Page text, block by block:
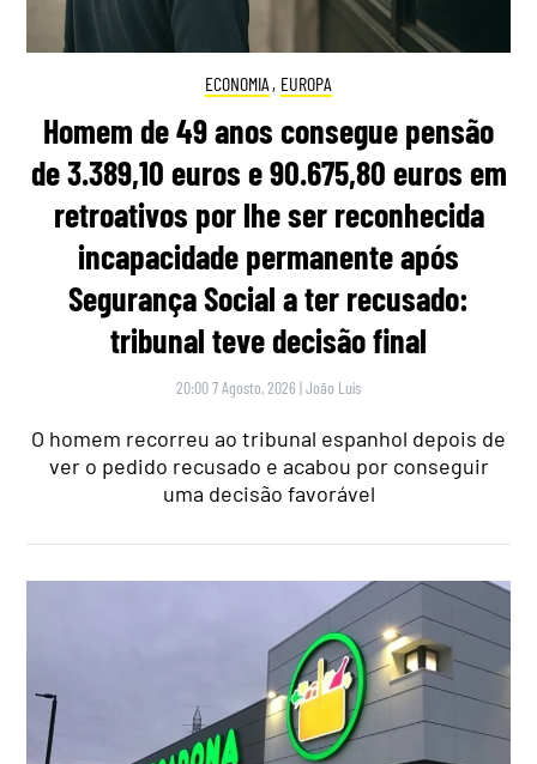
ECONOMIA , EUROPA
Homem de 49 anos consegue pensão
de 3.389,10 euros e 90.675,80 euros em
retroativos por lhe ser reconhecida
incapacidade permanente após
Segurança Social a ter recusado:
tribunal teve decisão final
20:00 7 Agosto, 2026 |João Luís
O homem recorreu ao tribunal espanhol depois de
ver o pedido recusado e acabou por conseguir
uma decisão favorável